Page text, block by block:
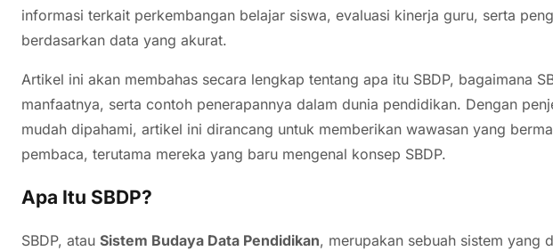
informasi terkait perkembangan belajar siswa, evaluasi kinerja guru, serta
berdasarkan data yang akurat.
Artikel ini akan membahas secara lengkap tentang apa itu SBDP, bagaimana
manfaatnya, serta contoh penerapannya dalam dunia pendidikan. Dengan
mudah dipahami, artikel ini dirancang untuk memberikan wawasan yang
pembaca, terutama mereka yang baru mengenal konsep SBDP.
Apa Itu SBDP?
SBDP, atau Sistem Budaya Data Pendidikan, merupakan sebuah sistem yang